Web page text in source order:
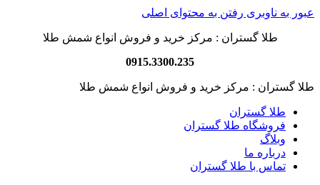
عبور به ناوبری رفتن به محتوای اصلی
طلا گستران : مرکز خرید و فروش انواع شمش طلا
0915.3300.235
طلا گستران : مرکز خرید و فروش انواع شمش طلا
طلا گستران
فروشگاه طلا گستران
وبلاگ
درباره ما
تماس با طلا گستران